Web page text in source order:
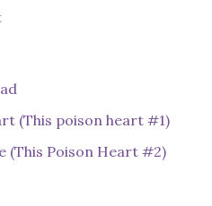
(This poison heart #1)
(This Poison Heart #2)